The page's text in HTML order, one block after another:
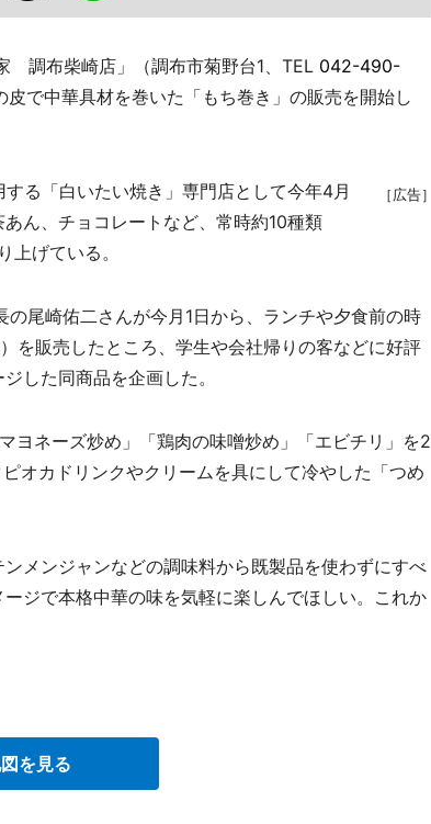
調布柴崎店」（調布市菊野台1、TEL 042-490-
で中華具材を巻いた「もち巻き」の販売を開始し
［広告］
る「白いたい焼き」専門店として今年4月
ん、チョコレートなど、常時約10種類
上げている。
尾崎佑二さんが今月1日から、ランチや夕食前の時
を販売したところ、学生や会社帰りの客などに好評
した同商品を企画した。
ネーズ炒め」「鶏肉の味噌炒め」「エビチリ」を2
オカドリンクやクリームを具にして冷やした「つめ
メンジャンなどの調味料から既製品を使わずにすべ
ジで本格中華の味を気軽に楽しんでほしい。これか
を見る